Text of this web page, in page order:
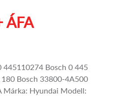
ÁFA
445110274 Bosch 0 445
Bosch 33800-4A500
Márka: Hyundai Modell: